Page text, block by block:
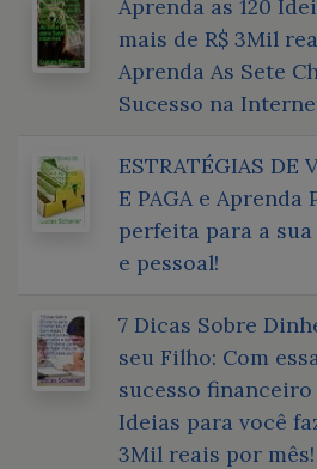
Aprenda as 120
mais de R$ 3Mil
Aprenda As Sete
Sucesso na
ESTRATÉGIAS DE
E PAGA e Aprenda
perfeita para a
e pessoal!
7 Dicas Sobre
seu Filho: Com
sucesso financeiro
Ideias para você
3Mil reais por mês!